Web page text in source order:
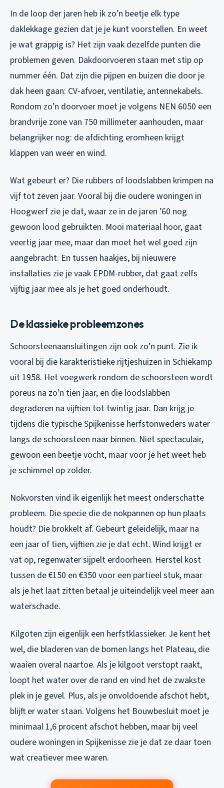
In de loop der jaren heb ik zo’n beetje elk type
daklekkage gezien dat je je kunt voorstellen. En weet
je wat grappig is? Het zijn vaak dezelfde punten die
problemen geven. Dakdoorvoeren staan met stip op
nummer één. Dat zijn die pijpen en buizen die door je
dak heen gaan: CV-afvoer, ventilatie, antennekabels.
Rondom zo’n doorvoer moet je volgens NEN 6050 een
brandvrije zone van 750 millimeter aanhouden, maar
belangrijker nog: de afdichting eromheen krijgt
klappen van weer en wind.
Wat gebeurt er? Die rubbers of loodslabben krimpen na
vijf tot zeven jaar. Vooral bij die oudere woningen in
Hoogwerf zie je dat, waar ze in de jaren ’60 nog
gewoon lood gebruikten. Mooi materiaal hoor, gaat
veertig jaar mee, maar dan moet het wel goed zijn
aangebracht. En tussen haakjes, bij nieuwere
installaties zie je vaak EPDM-rubber, dat gaat zelfs
vijftig jaar mee als je het goed onderhoudt.
De klassieke probleemzones
Schoorsteenaansluitingen zijn ook zo’n punt. Zie ik
vooral bij die karakteristieke rijtjeshuizen in Schiekamp
uit 1958. Het voegwerk rondom de schoorsteen wordt
poreus na zo’n tien jaar, en die loodslabben
degraderen na vijftien tot twintig jaar. Dan krijg je
tijdens die typische Spijkenisse herfstonweders water
langs de schoorsteen naar binnen. Niet spectaculair,
gewoon een beetje vocht, maar voor je het weet heb
je schimmel op zolder.
Nokvorsten vind ik eigenlijk het meest onderschatte
probleem. Die specie die de nokpannen op hun plaats
houdt? Die brokkelt af. Gebeurt geleidelijk, maar na
een jaar of tien, vijftien zie je dat echt. Wind krijgt er
vat op, regenwater sijpelt erdoorheen. Herstel kost
tussen de €150 en €350 voor een partieel stuk, maar
als je het laat zitten betaal je uiteindelijk veel meer aan
waterschade.
Kilgoten zijn eigenlijk een herfstklassieker. Je kent het
wel, die bladeren van de bomen langs het Plateau, die
waaien overal naartoe. Als je kilgoot verstopt raakt,
loopt het water over de rand en vind het de zwakste
plek in je gevel. Plus, als je onvoldoende afschot hebt,
blijft er water staan. Volgens het Bouwbesluit moet je
minimaal 1,6 procent afschot hebben, maar bij veel
oudere woningen in Spijkenisse zie je dat ze daar toen
wat creatiever mee waren.